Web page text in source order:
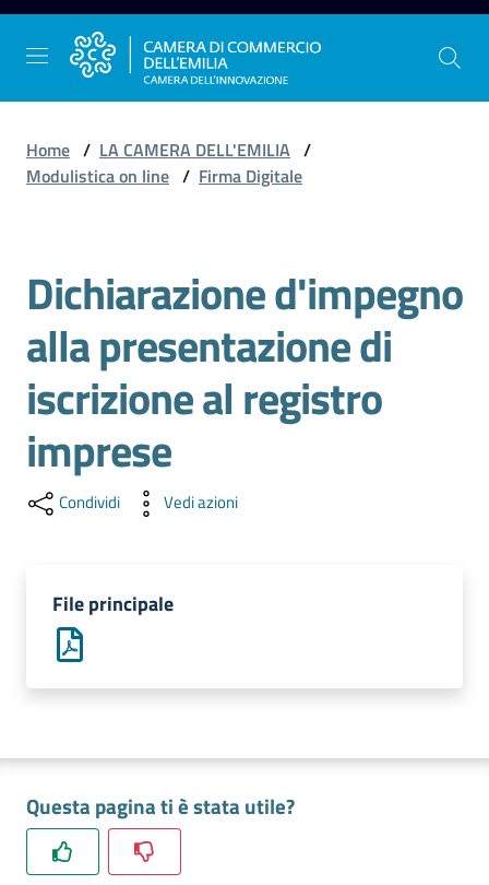
Vai al contenuto
Vai alla navigazione
Vai al footer
dell'Emilia
Gestire
l'impresa
Promuovere
l'impresa
Tutelare
l'Impresa
L'impresa
Home / LA CAMERA DELL'EMILIA /
Modulistica on line / Firma Digitale
Dichiarazione d'impegno
alla presentazione di
iscrizione al registro
imprese
Condividi Vedi azioni
File principale
Questa pagina ti è stata utile?